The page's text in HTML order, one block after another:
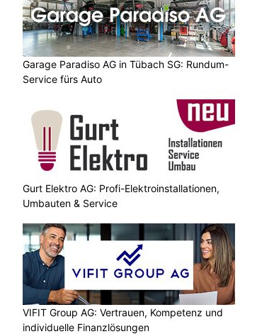
Garage Paradiso AG in Tübach SG: Rundum-
Service fürs Auto
Gurt Elektro AG: Profi-Elektroinstallationen,
Umbauten & Service
VIFIT Group AG: Vertrauen, Kompetenz und
individuelle Finanzlösungen